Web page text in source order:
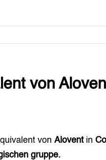
von
vonAloventin
gruppe.